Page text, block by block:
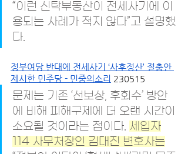
“이런 신탁부동산이 전세사기에 이
용되는 사례가 적지 않다”고 설명했
다.
정부여당 반대에 전세사기 ‘사후정산’ 절충안
제시한 민주당 - 민중의소리 230515
문제는 기존 ‘선보상, 후회수’ 방안
에 비해 피해구제에 더 오랜 시간이
소요될 것이라는 점이다. 세입자
114 사무처장인 김대진 변호사는